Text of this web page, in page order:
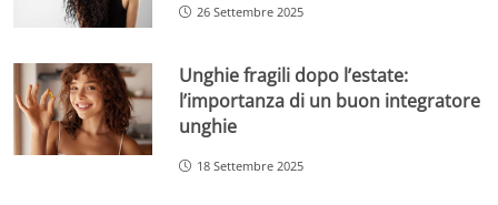
26 Settembre 2025
Unghie fragili dopo l’estate:
l’importanza di un buon integratore
unghie
18 Settembre 2025